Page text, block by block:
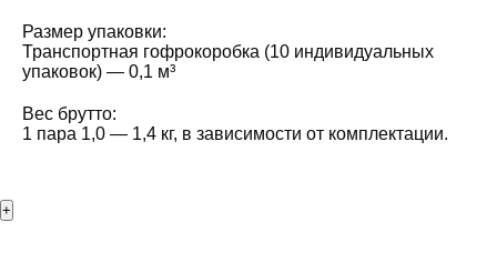
Размер упаковки:
Транспортная гофрокоробка (10 индивидуальных
упаковок) — 0,1 м³
Вес брутто:
1 пара 1,0 — 1,4 кг, в зависимости от комплектации.
+